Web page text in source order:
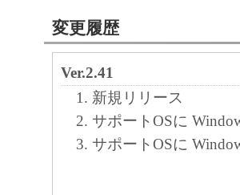
かる「指定ユーザ」を本
(2) お客様は、再使用許
により、第三者に「本ソ
させることはできません
変更履歴
Ver.2.41
新規リリース
サポートOSに
サポートOSに